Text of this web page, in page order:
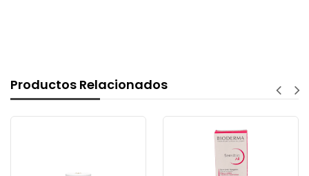
Productos Relacionados